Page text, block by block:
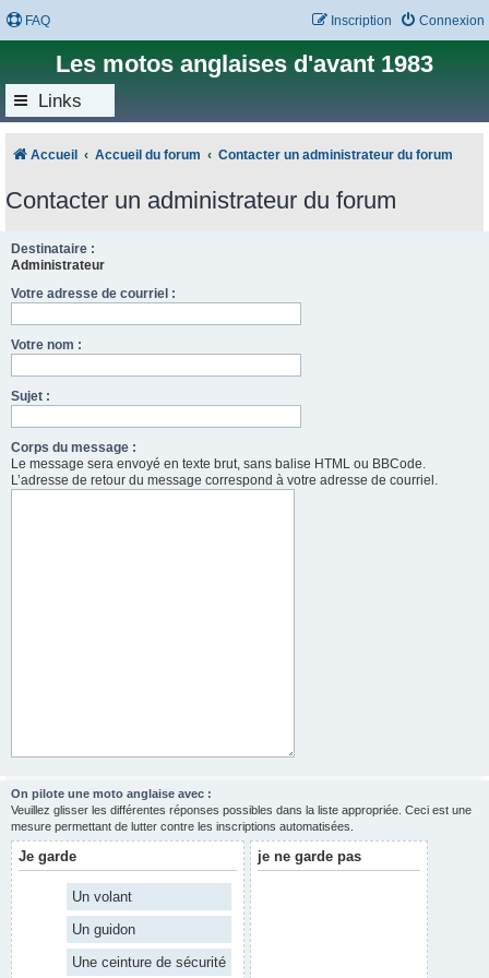
FAQ Connexion
Inscription
Les motos anglaises d'avant 1983
Links
Accueil Accueil du forum Contacter un administrateur du forum
Contacter un administrateur du forum
Destinataire :
Administrateur
Votre adresse de courriel :
Votre nom :
Sujet :
Corps du message :
Le message sera envoyé en texte brut, sans balise HTML ou BBCode.
L’adresse de retour du message correspond à votre adresse de courriel.
On pilote une moto anglaise avec :
Veuillez glisser les différentes réponses possibles dans la liste appropriée. Ceci est une
mesure permettant de lutter contre les inscriptions automatisées.
Je garde
Un volant
Un guidon
Une ceinture de sécurité
je ne garde pas